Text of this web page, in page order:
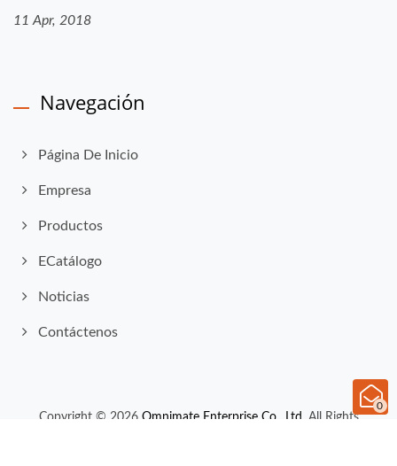
0
11 Apr, 2018
Navegación
Página De Inicio
Empresa
Productos
ECatálogo
Noticias
Contáctenos
Copyright © 2026 Omnimate Enterprise Co., Ltd.
All Rights